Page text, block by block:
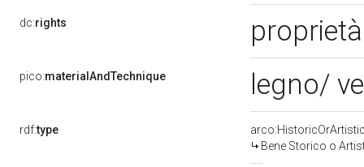
dc:rights
pico:materialAndTechnique legno/
rdf:type
Bene Storico o